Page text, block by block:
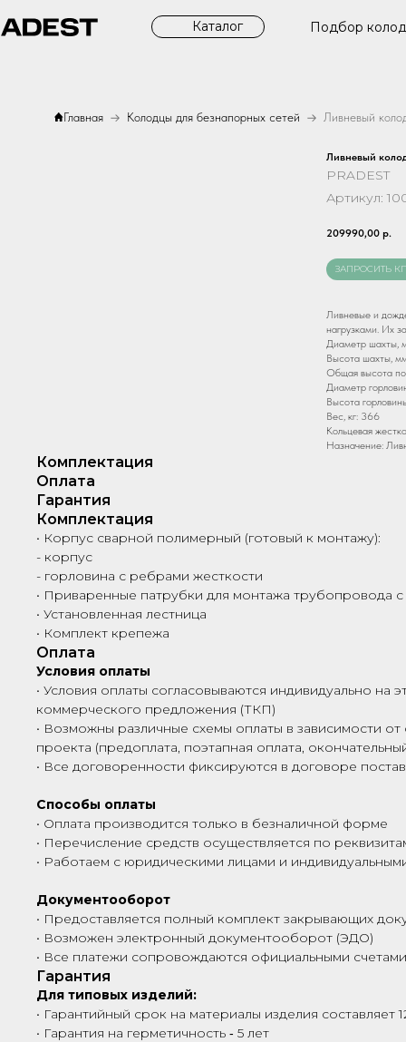
Подбор
Каталог
Главная Колодцы для безнапорных сетей Ливневый
Ливневый
PRADEST
Артикул:
209990,00 р.
ЗАПРОСИТЬ
Ливневые и
нагрузками. Их
Диаметр шахты,
Высота шахты,
Общая высота
Диаметр
Высота
Вес, кг: 366
Кольцевая
Назначение:
Комплектация
Оплата
Гарантия
Комплектация
• Корпус сварной полимерный (готовый к монтажу):
- корпус
- горловина с ребрами жесткости
• Приваренные патрубки для монтажа трубопровода
• Установленная лестница
• Комплект крепежа
Оплата
Условия оплаты
• Условия оплаты согласовываются индивидуально на
коммерческого предложения (ТКП)
• Возможны различные схемы оплаты в зависимости от
проекта (предоплата, поэтапная оплата,
• Все договоренности фиксируются в договоре
Способы оплаты
• Оплата производится только в безналичной форме
• Перечисление средств осуществляется по
• Работаем с юридическими лицами и
Документооборот
• Предоставляется полный комплект закрывающих
• Возможен электронный документооборот (ЭДО)
• Все платежи сопровождаются официальными
Гарантия
Для типовых изделий:
• Гарантийный срок на материалы изделия составляет
• Гарантия на герметичность ‑ 5 лет